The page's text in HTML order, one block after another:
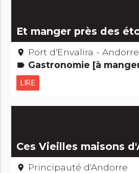
Et manger près des
place Port d'Envalira - Andorre
label Gastronomie [à
LIRE
Ces Vieilles maisons
place Principauté d'Andorre